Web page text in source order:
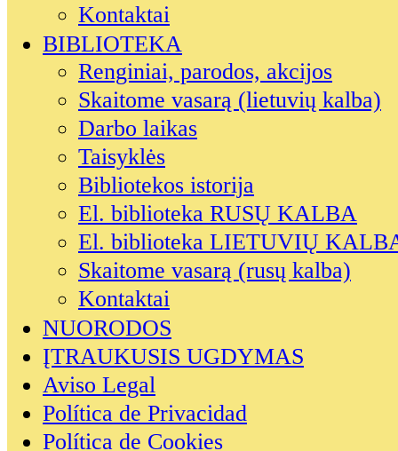
Kontaktai
BIBLIOTEKA
Renginiai, parodos, akcijos
Skaitome vasarą (lietuvių kalba)
Darbo laikas
Taisyklės
Bibliotekos istorija
El. biblioteka RUSŲ KALBA
El. biblioteka LIETUVIŲ
Skaitome vasarą (rusų kalba)
Kontaktai
NUORODOS
ĮTRAUKUSIS UGDYMAS
Aviso Legal
Política de Privacidad
Política de Cookies